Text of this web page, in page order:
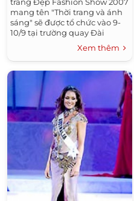
mang tên "Thời trang và ánh
sáng" sẽ được tổ chức vào 9-
10/9 tại trường quay Đài
Truyền hình TP HCM (HTV). Sô
diễn giới thiệu gần 500 bộ
trang phục theo phong cách
ứng dụng của 9 nhà thiết kế.
Xem thêm